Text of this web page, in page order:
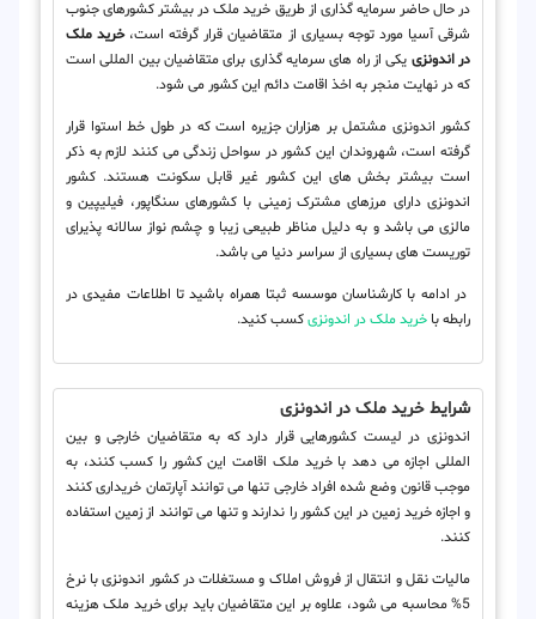
در حال حاضر سرمایه گذاری از طریق خرید ملک در بیشتر کشورهای جنوب
شرقی آسیا مورد توجه بسیاری از متقاضیان قرار گرفته است،خرید ملک
در اندونزی یکی از راه های سرمایه گذاری برای متقاضیان بین المللی است
که در نهایت منجر به اخذ اقامت دائم این کشور می شود.
کشور اندونزی مشتمل بر هزاران جزیره است که در طول خط استوا قرار
گرفته است، شهروندان این کشور در سواحل زندگی می کنند لازم به ذکر
است بیشتر بخش های این کشور غیر قابل سکونت هستند. کشور
اندونزی دارای مرزهای مشترک زمینی با کشورهای سنگاپور، فیلیپین و
مالزی می باشد و به دلیل مناظر طبیعی زیبا و چشم نواز سالانه پذیرای
توریست های بسیاری از سراسر دنیا می باشد.
در ادامه با کارشناسان موسسه ثبتا همراه باشید تا اطلاعات مفیدی در
رابطه با خرید ملک در اندونزیکسب کنید.
شرایط خرید ملک در اندونزی
اندونزی در لیست کشورهایی قرار دارد که به متقاضیان خارجی و بین
المللی اجازه می دهد با خرید ملک اقامت این کشور را کسب کنند، به
موجب قانون وضع شده افراد خارجی تنها می توانند آپارتمان خریداری کنند
و اجازه خرید زمین در این کشور را ندارند و تنها می توانند از زمین استفاده
کنند.
مالیات نقل و انتقال از فروش املاک و مستغلات در کشور اندونزی با نرخ
5% محاسبه می شود، علاوه بر این متقاضیان باید برای خرید ملک هزینه